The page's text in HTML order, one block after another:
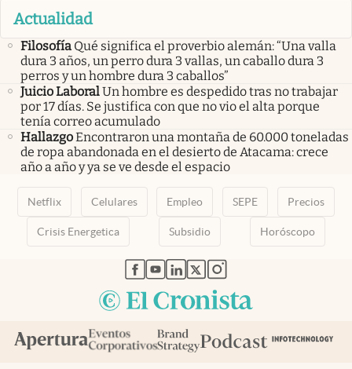
Actualidad
Filosofía Qué significa el proverbio alemán: “Una valla
dura 3 años, un perro dura 3 vallas, un caballo dura 3
perros y un hombre dura 3 caballos”
Juicio LaboralUn hombre es despedido tras no trabajar
por 17 días. Se justifica con que no vio el alta porque
tenía correo acumulado
HallazgoEncontraron una montaña de 60.000 toneladas
de ropa abandonada en el desierto de Atacama: crece
año a año y ya se ve desde el espacio
Netflix Celulares Empleo SEPE Precios
Crisis Energetica Subsidio Horóscopo
abre en nueva pestaña
abre en nueva pestaña
abre en nueva pestaña
abre en nueva pestaña
abre en nueva pestaña